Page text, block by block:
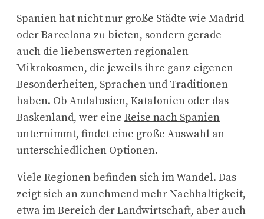
Spanien hat nicht nur große Städte wie Madrid
oder Barcelona zu bieten, sondern gerade
auch die liebenswerten regionalen
Mikrokosmen, die jeweils ihre ganz eigenen
Besonderheiten, Sprachen und Traditionen
haben. Ob Andalusien, Katalonien oder das
Baskenland, wer eine Reise nach Spanien
unternimmt, findet eine große Auswahl an
unterschiedlichen Optionen.
Viele Regionen befinden sich im Wandel. Das
zeigt sich an zunehmend mehr Nachhaltigkeit,
etwa im Bereich der Landwirtschaft, aber auch